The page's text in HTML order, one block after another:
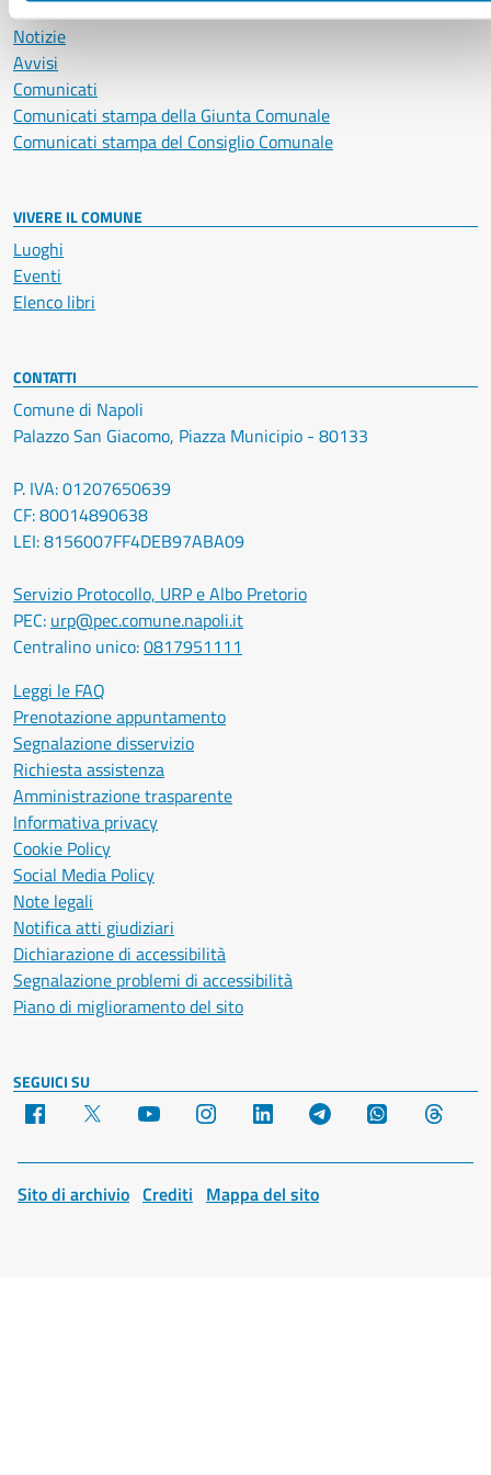
Notizie
Avvisi
Comunicati
Comunicati stampa della Giunta Comunale
Comunicati stampa del Consiglio Comunale
VIVERE IL COMUNE
Luoghi
Eventi
Elenco libri
CONTATTI
Comune di Napoli
Palazzo San Giacomo, Piazza Municipio - 80133
P. IVA: 01207650639
CF: 80014890638
LEI: 8156007FF4DEB97ABA09
Servizio Protocollo, URP e Albo Pretorio
PEC: urp@pec.comune.napoli.it
Centralino unico:0817951111
Leggi le FAQ
Prenotazione appuntamento
Segnalazione disservizio
Richiesta assistenza
Amministrazione trasparente
Informativa privacy
Cookie Policy
Social Media Policy
Note legali
Notifica atti giudiziari
Dichiarazione di accessibilità
Segnalazione problemi di accessibilità
Piano di miglioramento del sito
SEGUICI SU
Facebook YouTube Instagram LinkedIn Telegram WhatsApp
Sito di archivio Crediti Mappa del sito